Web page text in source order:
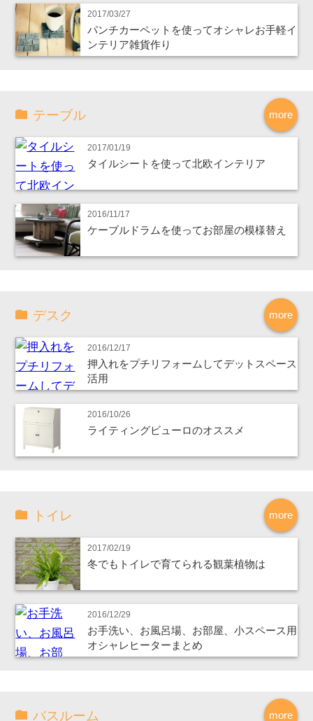
2017/03/27
パンチカーペットを使ってオシャレお手軽イ
ンテリア雑貨作り
more
テーブル
2017/01/19
タイルシートを使って北欧インテリア
2016/11/17
ケーブルドラムを使ってお部屋の模様替え
more
デスク
2016/12/17
押入れをプチリフォームしてデットスペース
活用
2016/10/26
ライティングビューロのオススメ
more
トイレ
2017/02/19
冬でもトイレで育てられる観葉植物は
2016/12/29
お手洗い、お風呂場、お部屋、小スペース用
オシャレヒーターまとめ
more
バスルーム